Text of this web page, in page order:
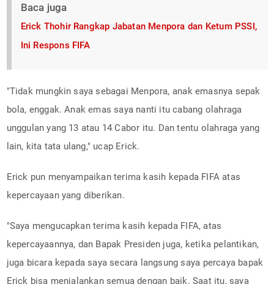
Baca juga
Erick Thohir Rangkap Jabatan Menpora dan Ketum PSSI,
Ini Respons FIFA
"Tidak mungkin saya sebagai Menpora, anak emasnya sepak
bola, enggak. Anak emas saya nanti itu cabang olahraga
unggulan yang 13 atau 14 Cabor itu. Dan tentu olahraga yang
lain, kita tata ulang," ucap Erick.
Erick pun menyampaikan terima kasih kepada FIFA atas
kepercayaan yang diberikan.
"Saya mengucapkan terima kasih kepada FIFA, atas
kepercayaannya, dan Bapak Presiden juga, ketika pelantikan,
juga bicara kepada saya secara langsung saya percaya bapak
Erick bisa menjalankan semua dengan baik. Saat itu, saya